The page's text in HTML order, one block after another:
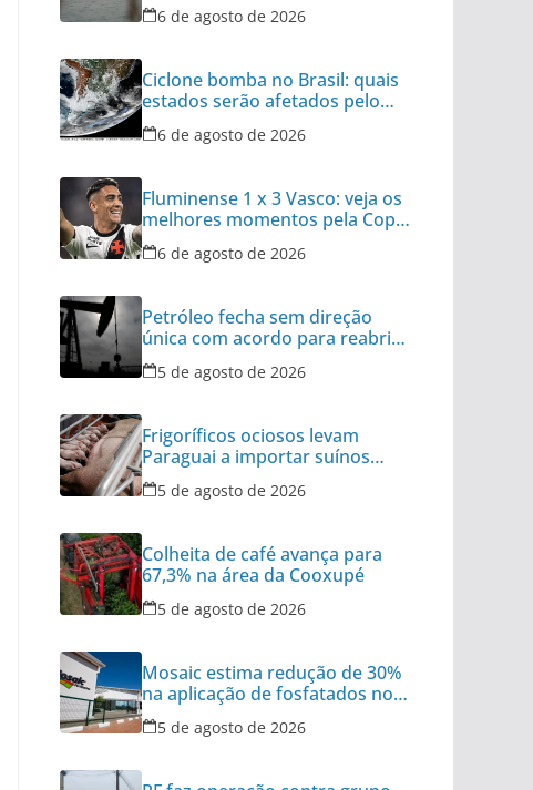
6 de agosto de 2026
Ciclone bomba no Brasil: quais
estados serão afetados pelo
fenômeno
6 de agosto de 2026
Fluminense 1 x 3 Vasco: veja os
melhores momentos pela Copa
do Brasil
6 de agosto de 2026
Petróleo fecha sem direção
única com acordo para reabrir
Ormuz no radar
5 de agosto de 2026
Frigoríficos ociosos levam
Paraguai a importar suínos
vivos do Brasil
5 de agosto de 2026
Colheita de café avança para
67,3% na área da Cooxupé
5 de agosto de 2026
Mosaic estima redução de 30%
na aplicação de fosfatados no
Brasil
5 de agosto de 2026